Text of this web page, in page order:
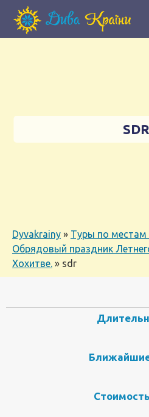
SDR
Dyvakrainy » Туры по
Обрядовый праздник
Хохитве. » sdr